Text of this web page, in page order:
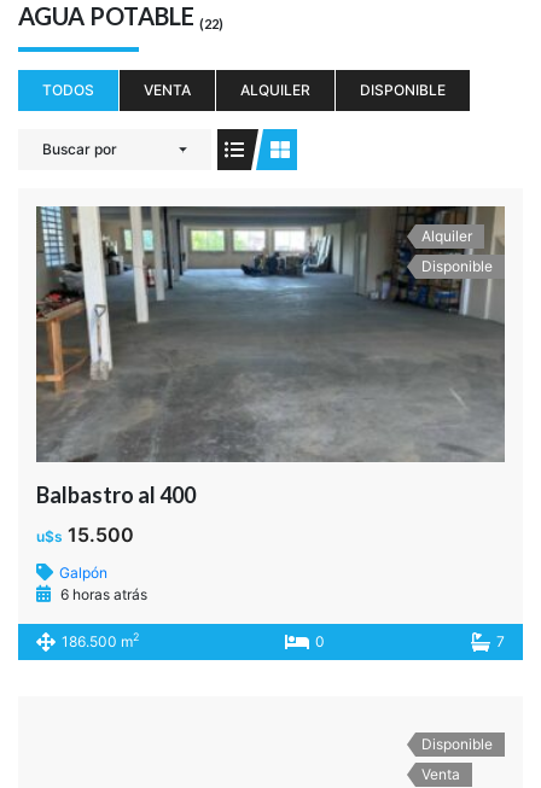
AGUA POTABLE (22)
TODOS VENTA ALQUILER DISPONIBLE
Buscar por
Alquiler
Disponible
Balbastro al 400
u$s 15.500
Galpón
6 horas atrás
186.500 m2 0 7
Disponible
Venta